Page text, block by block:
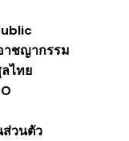
าชญากรรม
ไทย
ส่วนตัว